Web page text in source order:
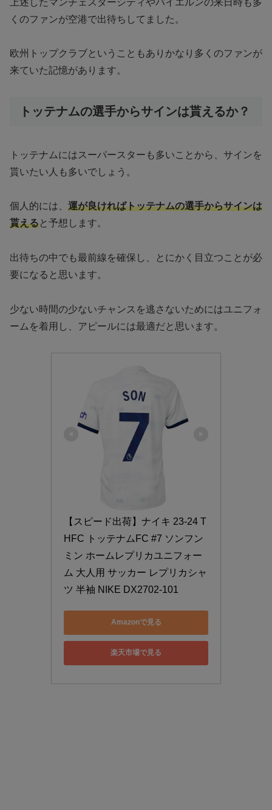
くのファンが空港で出待ちしてました。
欧州トップクラブということもありかなり多くのファンが
来ていた記憶があります。
トッテナムの選手からサインは貰えるか？
トッテナムにはスーパースターも多いことから、サインを
貰いたい人も多いでしょう。
個人的には、 運が良ければトッテナムの選手からサインは
貰えると予想します。
出待ちの中でも最前線を確保し、とにかく目立つことが必
要になると思います。
少ない時間の少ないチャンスを逃さないためにはユニフォ
ームを着用し、アピールには最適だと思います。
【スピード出荷】ナイキ 23-24 T
HFC トッテナムFC #7 ソンフン
ミン ホームレプリカユニフォー
ム 大人用 サッカー レプリカシャ
ツ 半袖 NIKE DX2702-101
Amazonで見る
楽天市場で見る